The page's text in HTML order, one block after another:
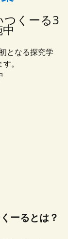
つくーる3
となる探究学
。
ーるとは？